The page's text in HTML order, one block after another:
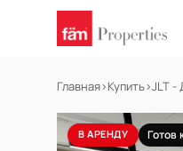
Главная›Купить›JLT -
В АРЕНДУ Готов